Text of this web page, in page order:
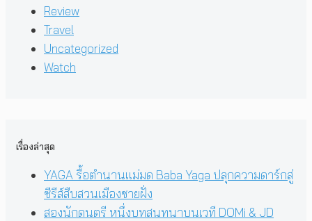
Review
Travel
Uncategorized
Watch
เรื่องล่าสุด
YAGA รื้อตำนานแม่มด Baba Yaga ปลุกความดาร์กสู่
ซีรีส์สืบสวนเมืองชายฝั่ง
สองนักดนตรี หนึ่งบทสนทนาบนเวที DOMi & JD